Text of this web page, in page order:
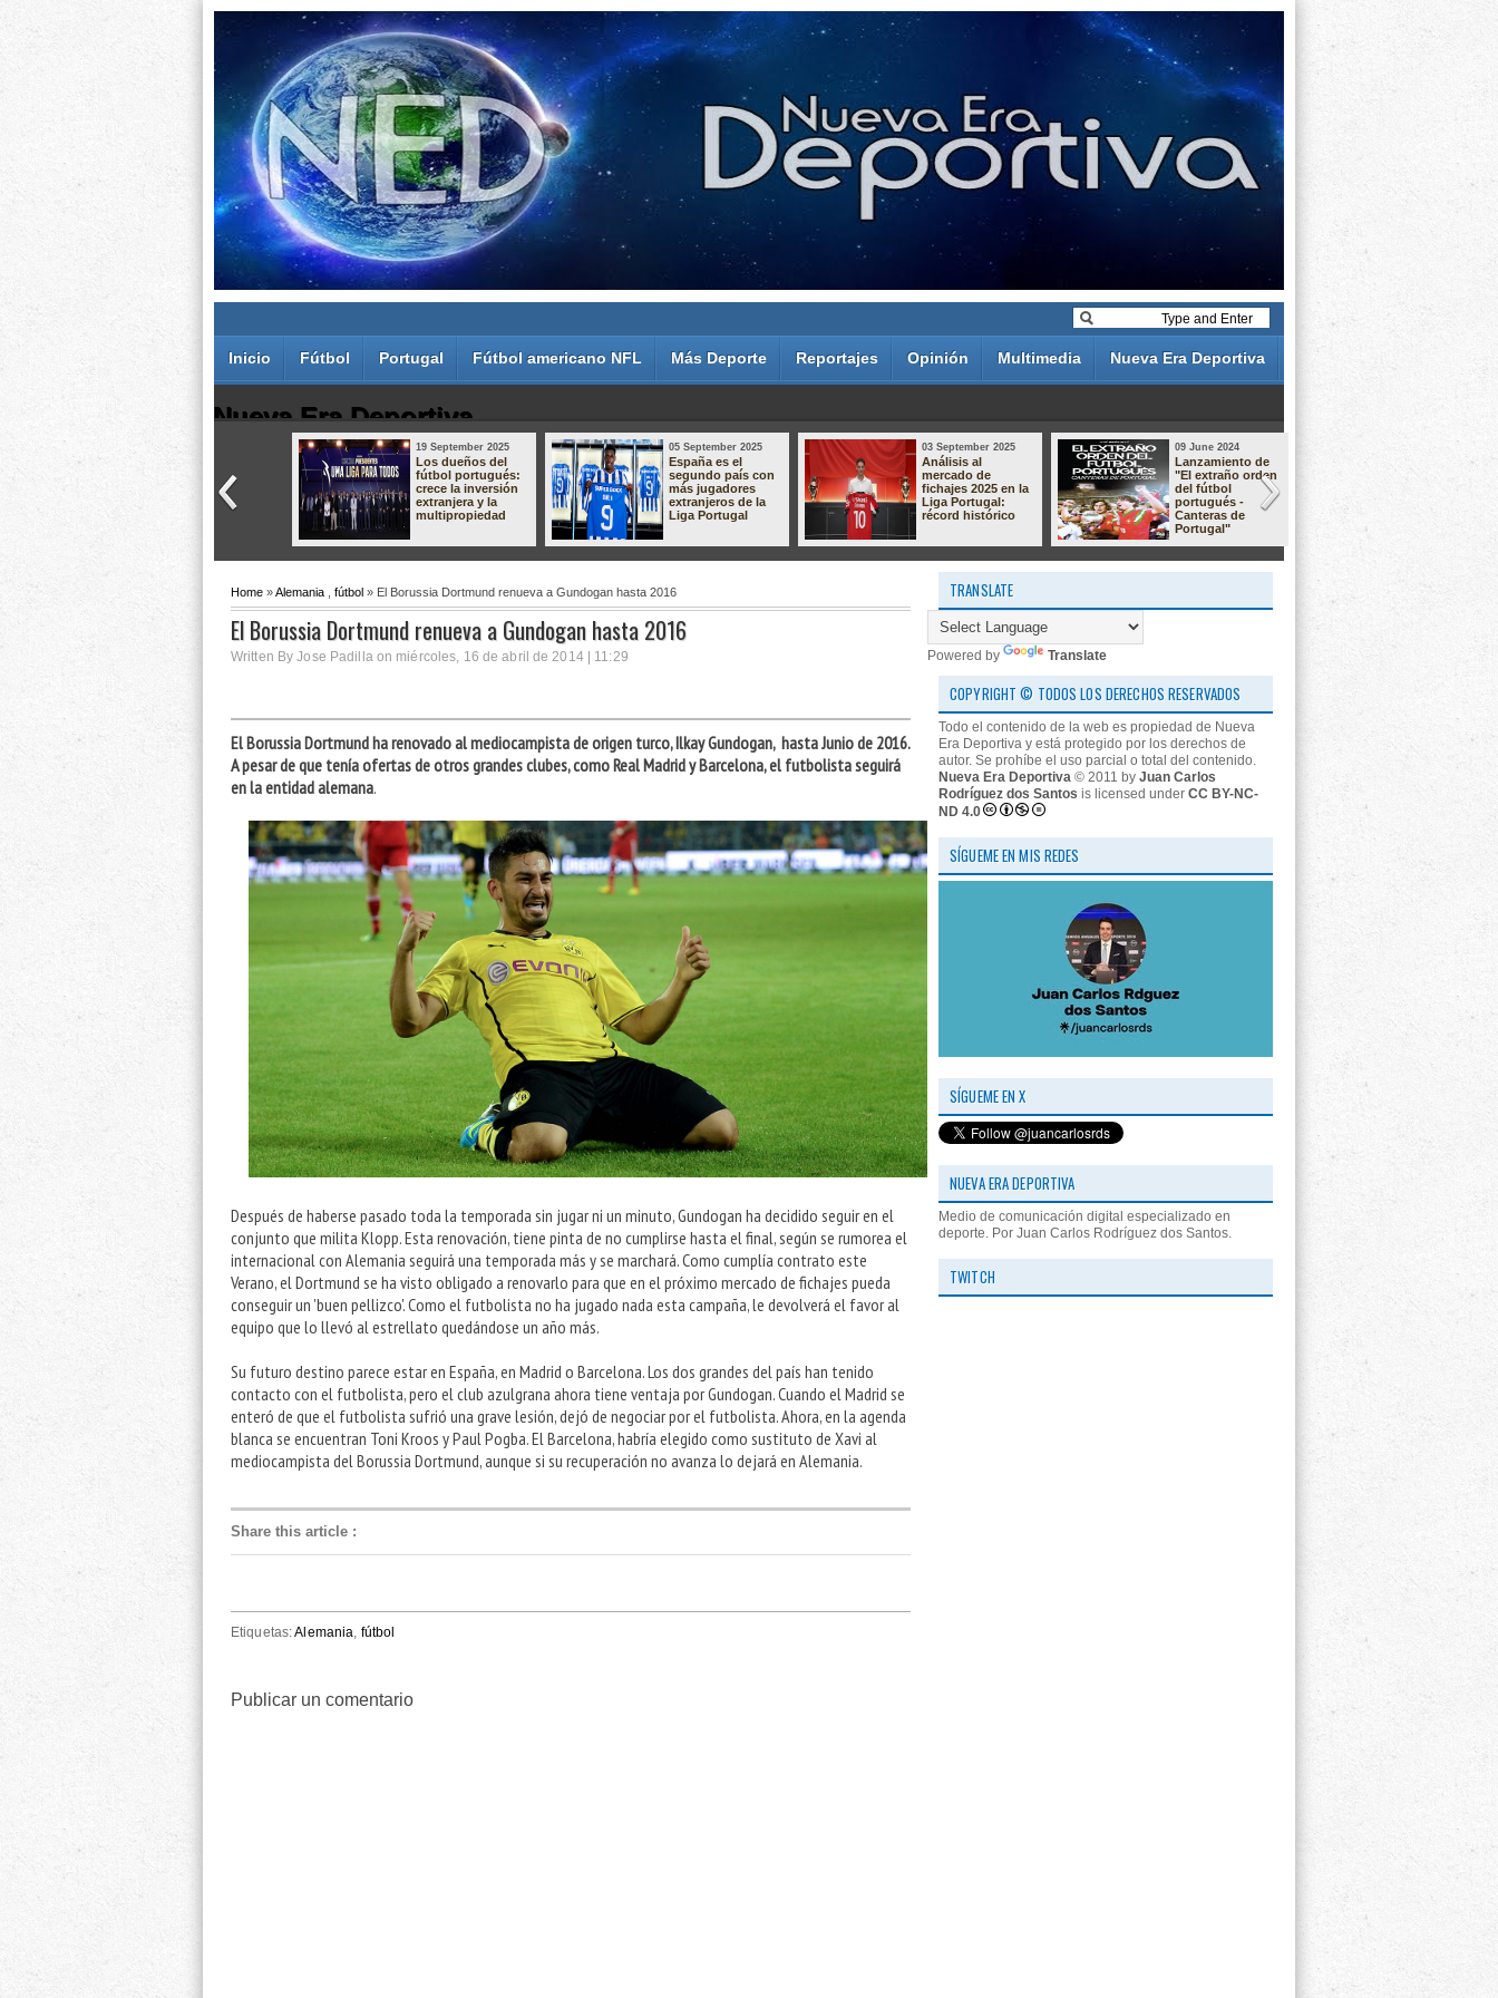
Inicio Fútbol Portugal Fútbol americano NFL Más Deporte Reportajes Opinión Multimedia Nueva Era Deportiva
Nueva Era Deportiva
Juan Carlos Rodríguez dos Santos
19 September 2025
Los dueños del
fútbol portugués:
crece la inversión
extranjera y la
multipropiedad
05 September 2025
España es el
segundo país con
más jugadores
extranjeros de la
Liga Portugal
03 September 2025
Análisis al
mercado de
fichajes 2025 en la
Liga Portugal:
récord histórico
09 June 2024
Lanzamiento de
"El extraño orden
del fútbol
portugués -
Canteras de
Portugal"
19 May 2024
Análisis de
Liga
23/24:
Home »Alemania fútbol » El Borussia Dortmund renueva a Gundogan hasta 2016
El Borussia Dortmund renueva a Gundogan hasta 2016
Written By Jose Padilla on miércoles, 16 de abril de 2014 | 11:29
El Borussia Dortmund ha renovado al mediocampista de origen turco, Ilkay Gundogan, hasta Junio de 2016.
A pesar de que tenía ofertas de otros grandes clubes, como Real Madrid y Barcelona, el futbolista seguirá
en la entidad alemana.
Después de haberse pasado toda la temporada sin jugar ni un minuto, Gundogan ha decidido seguir en el
conjunto que milita Klopp. Esta renovación, tiene pinta de no cumplirse hasta el final, según se rumorea el
internacional con Alemania seguirá una temporada más y se marchará. Como cumplía contrato este
Verano, el Dortmund se ha visto obligado a renovarlo para que en el próximo mercado de fichajes pueda
conseguir un 'buen pellizco'. Como el futbolista no ha jugado nada esta campaña, le devolverá el favor al
equipo que lo llevó al estrellato quedándose un año más.
Su futuro destino parece estar en España, en Madrid o Barcelona. Los dos grandes del país han tenido
contacto con el futbolista, pero el club azulgrana ahora tiene ventaja por Gundogan. Cuando el Madrid se
enteró de que el futbolista sufrió una grave lesión, dejó de negociar por el futbolista. Ahora, en la agenda
blanca se encuentran Toni Kroos y Paul Pogba. El Barcelona, habría elegido como sustituto de Xavi al
mediocampista del Borussia Dortmund, aunque si su recuperación no avanza lo dejará en Alemania.
Share this article :
Etiquetas:Alemania, fútbol
Publicar un comentario
TRANSLATE
Powered by Translate
COPYRIGHT © TODOS LOS DERECHOS RESERVADOS
Todo el contenido de la web es propiedad de Nueva
Era Deportiva y está protegido por los derechos de
autor. Se prohíbe el uso parcial o total del contenido.
Nueva Era Deportiva © 2011 by Juan Carlos
Rodríguez dos Santos is licensed under CC BY-NC-
ND 4.0
SÍGUEME EN MIS REDES
SÍGUEME EN X
NUEVA ERA DEPORTIVA
Medio de comunicación digital especializado en
deporte. Por Juan Carlos Rodríguez dos Santos.
TWITCH